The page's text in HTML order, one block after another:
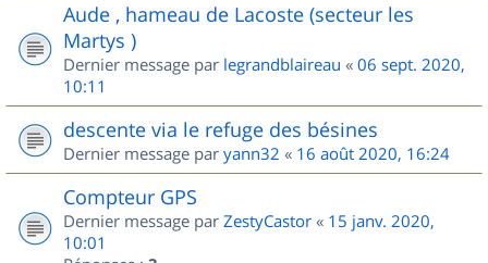
Aude , hameau de Lacoste (secteur les
Martys )
Dernier message par legrandblaireau « 06 sept. 2020,
10:11
descente via le refuge des bésines
Dernier message par yann32 « 16 août 2020, 16:24
Compteur GPS
Dernier message par ZestyCastor « 15 janv. 2020,
10:01